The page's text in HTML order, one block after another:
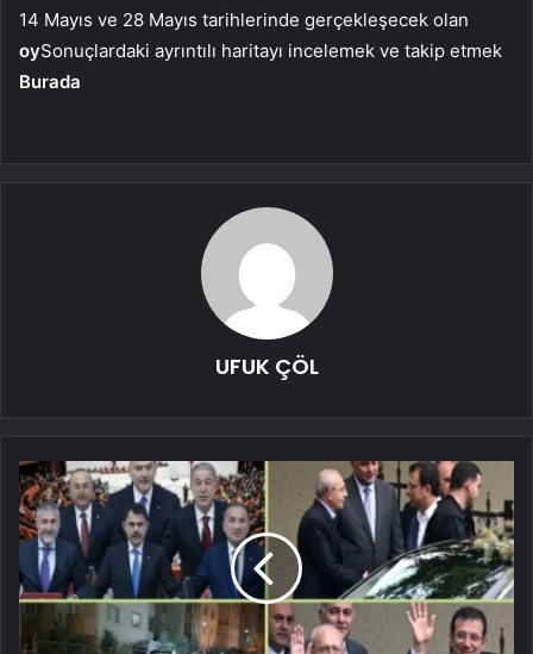
14 Mayıs ve 28 Mayıs tarihlerinde gerçekleşecek olan
oySonuçlardaki ayrıntılı haritayı incelemek ve takip etmek
Burada
UFUK ÇÖL